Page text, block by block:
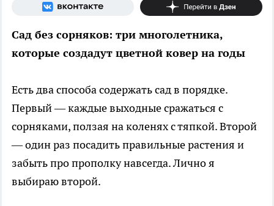
Сад без сорняков: три многолетника,
которые создадут цветной ковер на годы
Есть два способа содержать сад в порядке.
Первый — каждые выходные сражаться с
сорняками, ползая на коленях с тяпкой. Второй
— один раз посадить правильные растения и
забыть про прополку навсегда. Лично я
выбираю второй.